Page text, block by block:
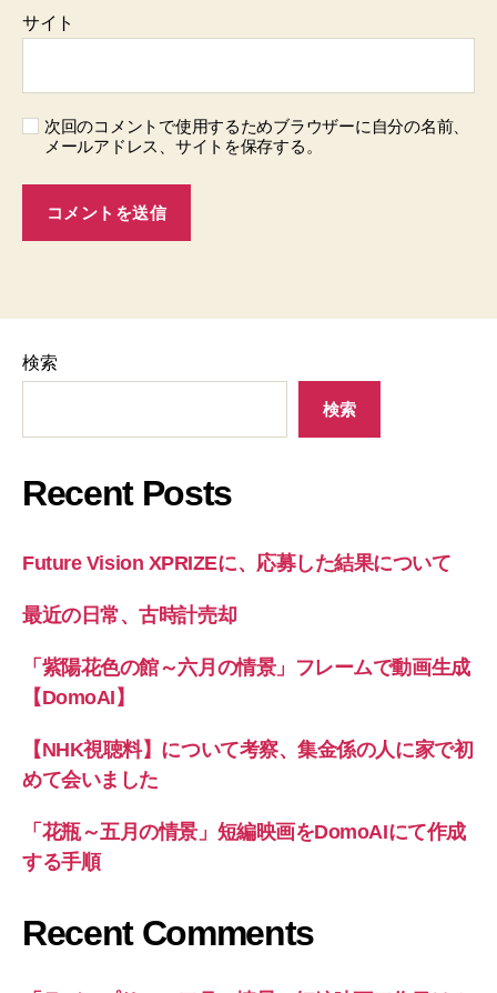
サイト
次回のコメントで使用するためブラウザーに自分の名前、
メールアドレス、サイトを保存する。
検索
検索
Recent Posts
Future Vision XPRIZEに、応募した結果について
最近の日常、古時計売却
「紫陽花色の館～六月の情景」フレームで動画生成
【DomoAI】
【NHK視聴料】について考察、集金係の人に家で初
めて会いました
「花瓶～五月の情景」短編映画をDomoAIにて作成
する手順
Recent Comments